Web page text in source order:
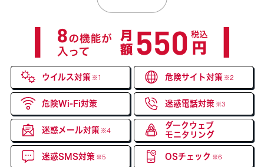
ウイルス対策 ※1 危険サイト対策 ※2
危険Wi-Fi対策 迷惑電話対策 ※3
迷惑メール対策 ※4
ダークウェブ
モニタリング
迷惑SMS対策 ※5 OSチェック ※6